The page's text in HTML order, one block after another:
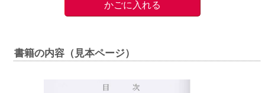
書籍の内容（見本ページ）